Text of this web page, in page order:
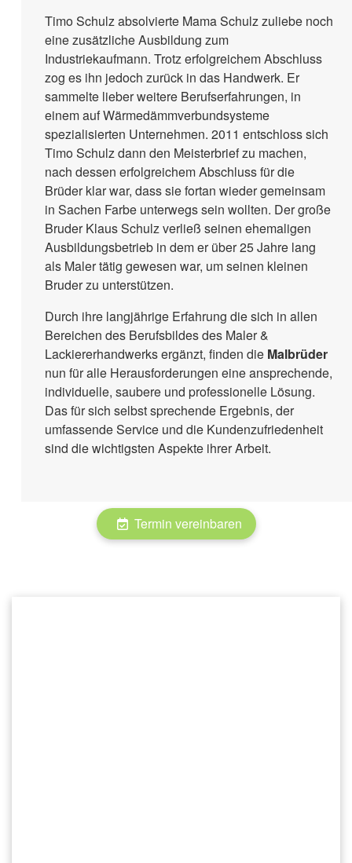
Timo Schulz absolvierte Mama Schulz zuliebe noch
eine zusätzliche Ausbildung zum
Industriekaufmann. Trotz erfolgreichem Abschluss
zog es ihn jedoch zurück in das Handwerk. Er
sammelte lieber weitere Berufserfahrungen, in
einem auf Wärmedämmverbundsysteme
spezialisierten Unternehmen. 2011 entschloss sich
Timo Schulz dann den Meisterbrief zu machen,
nach dessen erfolgreichem Abschluss für die
Brüder klar war, dass sie fortan wieder gemeinsam
in Sachen Farbe unterwegs sein wollten. Der große
Bruder Klaus Schulz verließ seinen ehemaligen
Ausbildungsbetrieb in dem er über 25 Jahre lang
als Maler tätig gewesen war, um seinen kleinen
Bruder zu unterstützen.
Durch ihre langjährige Erfahrung die sich in allen
Bereichen des Berufsbildes des Maler &
Lackiererhandwerks ergänzt, finden die Malbrüder
nun für alle Herausforderungen eine ansprechende,
individuelle, saubere und professionelle Lösung.
Das für sich selbst sprechende Ergebnis, der
umfassende Service und die Kundenzufriedenheit
sind die wichtigsten Aspekte ihrer Arbeit.
Termin vereinbaren